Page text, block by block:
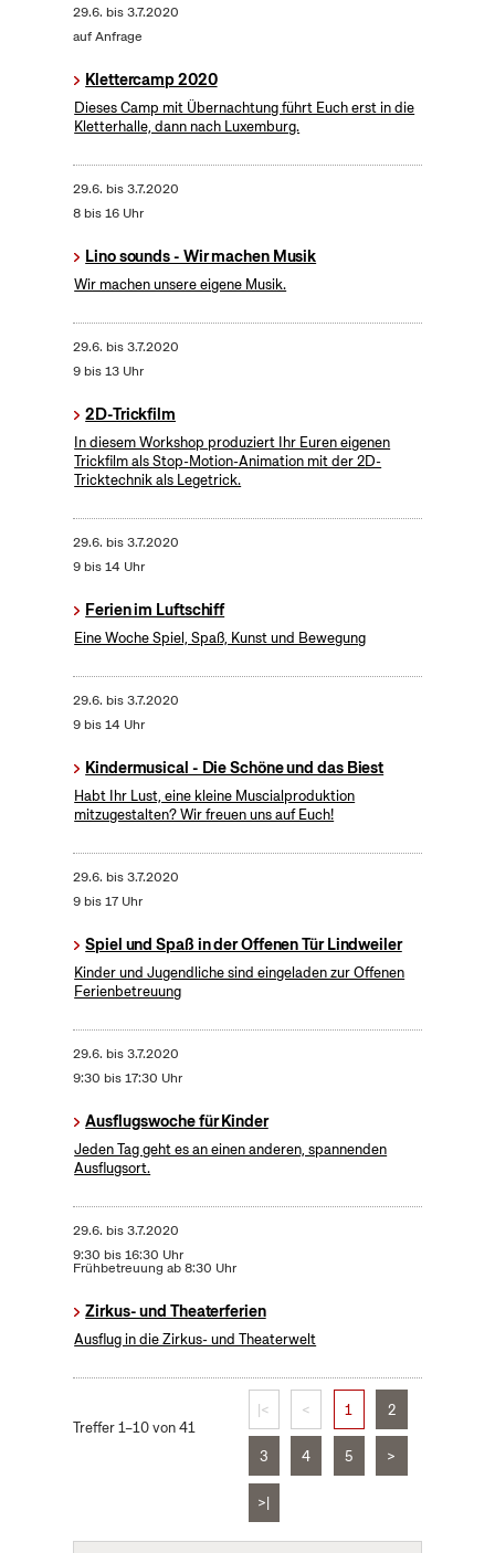
29.6. bis3.7.2020
auf Anfrage
Klettercamp 2020
Dieses Camp mit Übernachtung führt Euch erst in die
Kletterhalle, dann nach Luxemburg.
29.6. bis3.7.2020
8 bis 16 Uhr
Lino sounds - Wir machen Musik
Wir machen unsere eigene Musik.
29.6. bis3.7.2020
9 bis 13 Uhr
2D-Trickfilm
In diesem Workshop produziert Ihr Euren eigenen
Trickfilm als Stop-Motion-Animation mit der 2D-
Tricktechnik als Legetrick.
29.6. bis3.7.2020
9 bis 14 Uhr
Ferien im Luftschiff
Eine Woche Spiel, Spaß, Kunst und Bewegung
29.6. bis3.7.2020
9 bis 14 Uhr
Kindermusical - Die Schöne und das Biest
Habt Ihr Lust, eine kleine Muscialproduktion
mitzugestalten? Wir freuen uns auf Euch!
29.6. bis3.7.2020
9 bis 17 Uhr
Spiel und Spaß in der Offenen Tür Lindweiler
Kinder und Jugendliche sind eingeladen zur Offenen
Ferienbetreuung
29.6. bis3.7.2020
9:30 bis 17:30 Uhr
Ausflugswoche für Kinder
Jeden Tag geht es an einen anderen, spannenden
Ausflugsort.
29.6. bis3.7.2020
9:30 bis 16:30 Uhr
Frühbetreuung ab 8:30 Uhr
Zirkus- und Theaterferien
Ausflug in die Zirkus- und Theaterwelt
Treffer 1–10 von 41
|< < 1 2
3 4 5 >
>|